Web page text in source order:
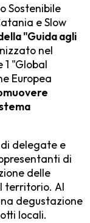
Sostenibile
e Slow
"Guida agli
nel
"Global
Europea
delegate e
di
delle
territorio. Al
degustazione
locali.